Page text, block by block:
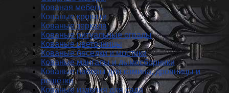
Кованая мебель
Кованые кровати
Кованые зеркала
Кованые ритуальные ограды
Кованые цветочницы
Кованые беседки и мостики
Кованые мангалы и дымосборники
Кованые наборы для камина, дровницы и
решётки
Кованые изделия для сада